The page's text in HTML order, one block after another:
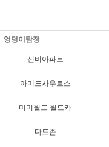
엉덩이탐정
신비아파트
아머드사우르스
미미월드 월드카
다트존